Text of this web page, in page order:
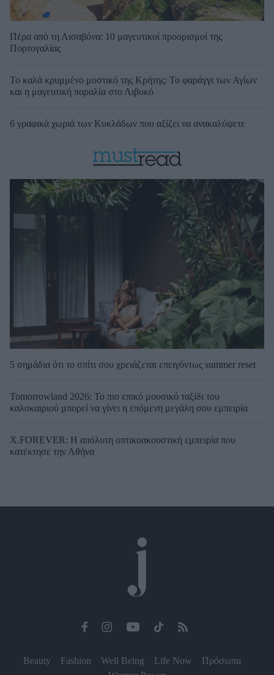
Πέρα από τη Λισαβόνα: 10 μαγευτικοί προορισμοί της
Πορτογαλίας
Το καλά κρυμμένο μυστικό της Κρήτης: Το φαράγγι των Αγίων
και η μαγευτική παραλία στο Λιβυκό
6 γραφικά χωριά των Κυκλάδων που αξίζει να ανακαλύψετε
5 σημάδια ότι το σπίτι σου χρειάζεται επειγόντως summer reset
Tomorrowland 2026: Το πιο επικό μουσικό ταξίδι του
καλοκαιριού μπορεί να γίνει η επόμενη μεγάλη σου εμπειρία
X.FOREVER: Η απόλυτη οπτικοακουστική εμπειρία που
κατέκτησε την Αθήνα
Beauty Fashion Well Being Life Now
Πρόσωπα